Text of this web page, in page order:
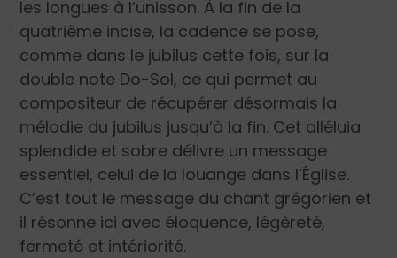
les longues à l’unisson. À la fin de la
quatrième incise, la cadence se pose,
comme dans le jubilus cette fois, sur la
double note Do-Sol, ce qui permet au
compositeur de récupérer désormais la
mélodie du jubilus jusqu’à la fin. Cet alléluia
splendide et sobre délivre un message
essentiel, celui de la louange dans l’Église.
C’est tout le message du chant grégorien et
il résonne ici avec éloquence, légèreté,
fermeté et intériorité.